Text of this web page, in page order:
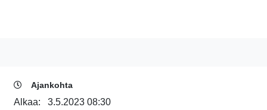
Ajankohta
Alkaa: 3.5.2023 08:30